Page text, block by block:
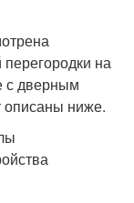
перегородки на
с дверным
описаны ниже.